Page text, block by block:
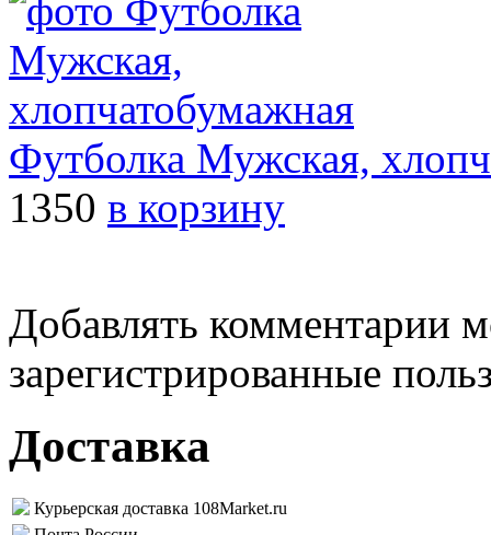
Футболка Мужская,
1350 в корзину
Добавлять комментарии
зарегистрированные
Доставка
Курьерская доставка 108Market.ru